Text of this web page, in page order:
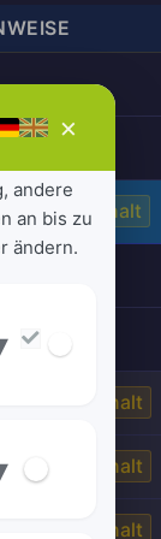
Bedarfshalt
Bedarfshalt
Bedarfshalt
Bedarfshalt
×
andere
an bis zu
ändern.